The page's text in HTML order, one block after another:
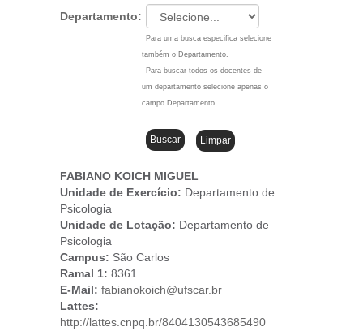
Departamento:
Para uma busca especifica selecione
também o Departamento.
Para buscar todos os docentes de
um departamento selecione apenas o
campo Departamento.
FABIANO KOICH MIGUEL
Unidade de Exercício: Departamento de
Psicologia
Unidade de Lotação: Departamento de
Psicologia
Campus: São Carlos
Ramal 1: 8361
E-Mail: fabianokoich@ufscar.br
Lattes:
http://lattes.cnpq.br/8404130543685490